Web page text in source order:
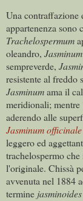
Una contraffazione
appartenenza sono
Trachelospermum
oleandro, Jasminum
sempreverde,
resistente al freddo
Jasminumama il
meridionali; mentre
aderendo alle
Jasminum officinale
leggero ed
trachelospermo
l'originale. Chissà
avvenuta nel 1884
termine jasminoides